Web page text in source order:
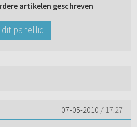
artikelen geschreven
panellid
07-05-2010 / 17:27